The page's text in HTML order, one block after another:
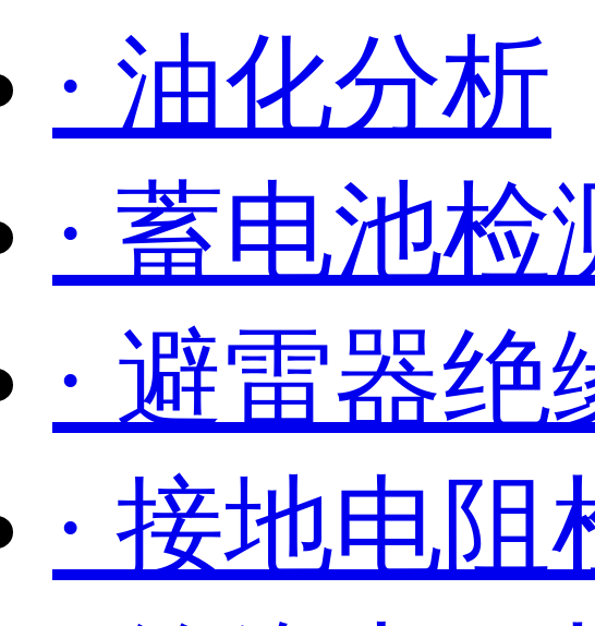
· 油化分析
· 蓄电池检
· 避雷器绝
· 接地电阻